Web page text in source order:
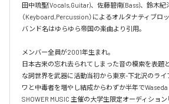
田中琉聖(Vocals,Guitar)、佐藤碧南(Bass)、鈴木紀
（Keyboard,Percussion）によるオルタナティブロ
バンド名はゆらゆら帝国の楽曲より引用。
メンバー全員が2001年生まれ。
日本古来の忘れ去られてしまった音の模索を表題
な詞世界を武器に活動当初から東京-下北沢のラ
ワと中毒者を増やし結成からわずか半年でWaseda
SHOWER MUSIC 主催の大学生限定オーディショ